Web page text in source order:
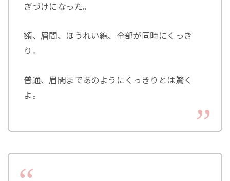
ぎづけになった。
額、眉間、ほうれい線、全部が同時にくっき
り。
普通、眉間まであのようにくっきりとは驚く
よ。